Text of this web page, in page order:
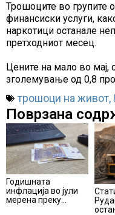
Трошоците во групите
финансиски услуги,
наркотици останале
претходниот месец.
Цените на мало во мај,
зголемување од 0,8
трошоци на живот,
Поврзана
Годишната
инфлација во јули
мерена преку